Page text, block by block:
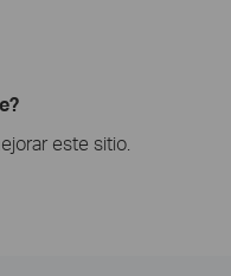
este sitio.